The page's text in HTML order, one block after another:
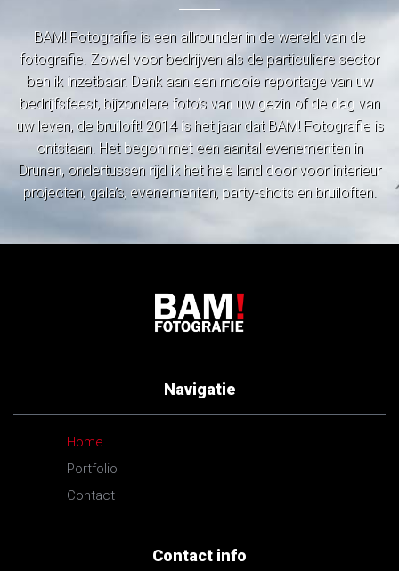
BAM! Fotografie is een allrounder in de wereld van de
fotografie. Zowel voor bedrijven als de particuliere sector
ben ik inzetbaar. Denk aan een mooie reportage van uw
bedrijfsfeest, bijzondere foto’s van uw gezin of de dag van
uw leven, de bruiloft! 2014 is het jaar dat BAM! Fotografie is
ontstaan. Het begon met een aantal evenementen in
Drunen, ondertussen rijd ik het hele land door voor interieur
projecten, gala’s, evenementen, party-shots en bruiloften.
Navigatie
Home
Portfolio
Contact
Contact info